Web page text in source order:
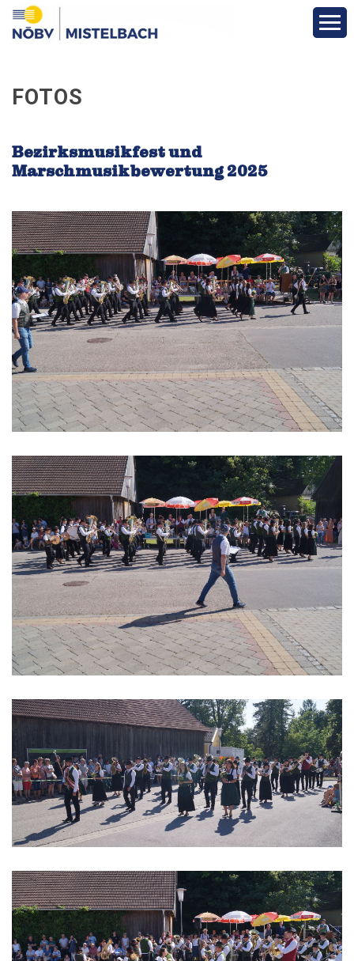
Über den Bezirk
Vereine
Funktionäre
Fotos
Veranstaltungen
Formulare & Downloads
FOTOS
Bezirksmusikfest und
Marschmusikbewertung 2025